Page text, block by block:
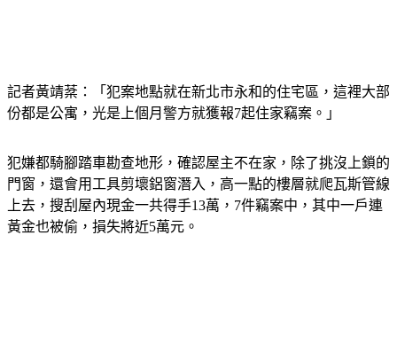
記者黃靖棻：「犯案地點就在新北市永和的住宅區，這裡大部
犯嫌都騎腳踏車勘查地形，確認屋主不在家，除了挑沒上鎖的
門窗，還會用工具剪壞鋁窗潛入，高一點的樓層就爬瓦斯管線
上去，搜刮屋內現金一共得手13萬，7件竊案中，其中一戶連